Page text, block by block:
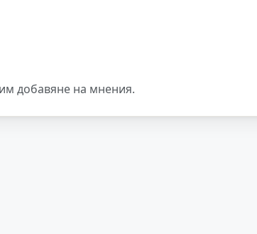
добавяне на мнения.